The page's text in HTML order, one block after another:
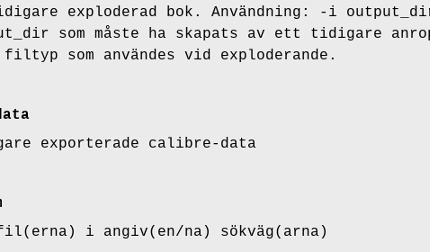
exploderad bok. Användning: -i
som måste ha skapats av ett tidigare
filtyp som användes vid exploderande.
exporterade calibre-data
fil(erna) i angiv(en/na) sökväg(arna)